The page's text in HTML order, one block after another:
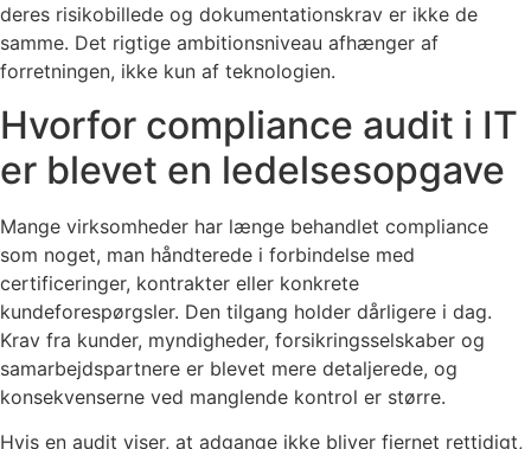
deres risikobillede og dokumentationskrav er ikke de
samme. Det rigtige ambitionsniveau afhænger af
forretningen, ikke kun af teknologien.
Hvorfor compliance audit i IT
er blevet en ledelsesopgave
Mange virksomheder har længe behandlet compliance
som noget, man håndterede i forbindelse med
certificeringer, kontrakter eller konkrete
kundeforespørgsler. Den tilgang holder dårligere i dag.
Krav fra kunder, myndigheder, forsikringsselskaber og
samarbejdspartnere er blevet mere detaljerede, og
konsekvenserne ved manglende kontrol er større.
Hvis en audit viser, at adgange ikke bliver fjernet rettidigt,